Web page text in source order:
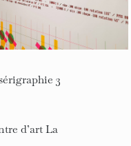
3
d’art La